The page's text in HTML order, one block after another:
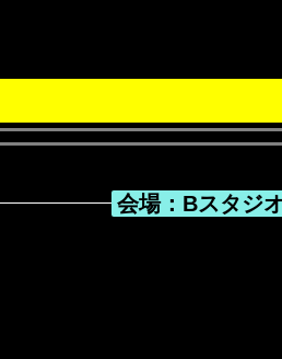
会場：Bスタジ